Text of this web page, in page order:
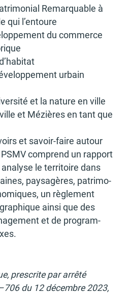
Remarquable à
qui l’en­toure
du commerce
urbain
et la nature en ville
et Mézières en tant que
et savoir-faire autour
comprend un rapport
le terri­toire dans
paysa­gères, patri­mo­
un règle­ment
ainsi que des
et de program­
pres­crite par arrêté
du 12 décembre 2023,